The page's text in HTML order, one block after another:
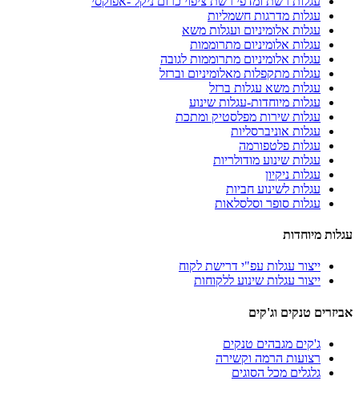
עגלות מדרגות חשמליות
עגלות אלומיניום ועגלות משא
עגלות אלומיניום מתרוממות
עגלות אלומיניום מתרוממות לגובה
עגלות מתקפלות מאלומיניום וברזל
עגלות משא עגלות ברזל
עגלות מיוחדות-עגלות שינוע
עגלות שירות מפלסטיק ומתכת
עגלות אוניברסליות
עגלות פלטפורמה
עגלות שינוע מודולריות
עגלות ניקיון
עגלות לשינוע חביות
עגלות סופר וסלסלאות
עגלות מיוחדות
ייצור עגלות עפ"י דרישת לקוח
ייצור עגלות שינוע ללקוחות
אביזרים טנקים וג'קים
ג'קים מגבהים טנקים
רצועות הרמה וקשירה
גלגלים מכל הסוגים